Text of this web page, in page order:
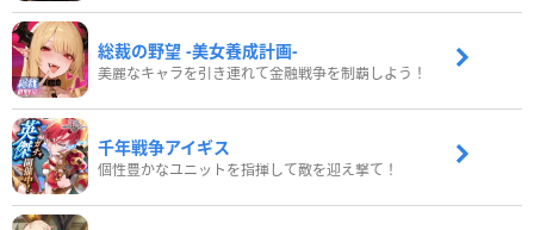
総裁の野望 -美女養成計画-
美麗なキャラを引き連れて金融戦争を制覇しよう！
千年戦争アイギス
個性豊かなユニットを指揮して敵を迎え撃て！